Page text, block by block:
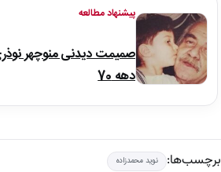
پیشنهاد مطالعه
صمیمت دیدنی منوچهر
دهه 70
برچسب‌ها: نوید محمدزاده